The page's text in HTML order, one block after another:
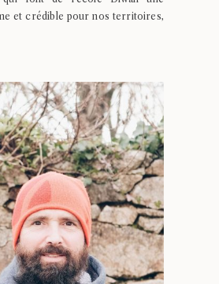
et crédible pour nos territoires,